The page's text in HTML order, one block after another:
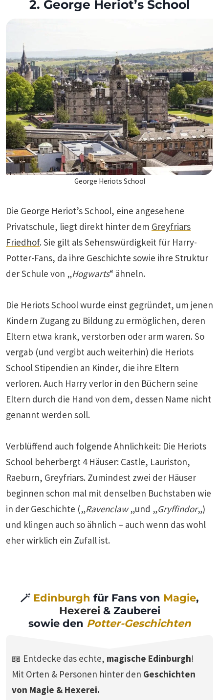
2. George Heriot’s School
George Heriots School
Die George Heriot’s School, eine angesehene
Privatschule, liegt direkt hinter dem Greyfriars
Friedhof. Sie gilt als Sehenswürdigkeit für Harry-
Potter-Fans, da ihre Geschichte sowie ihre Struktur
der Schule von „Hogwarts“ ähneln.
Die Heriots School wurde einst gegründet, um jenen
Kindern Zugang zu Bildung zu ermöglichen, deren
Eltern etwa krank, verstorben oder arm waren. So
vergab (und vergibt auch weiterhin) die Heriots
School Stipendien an Kinder, die ihre Eltern
verloren. Auch Harry verlor in den Büchern seine
Eltern durch die Hand von dem, dessen Name nicht
genannt werden soll.
Verblüffend auch folgende Ähnlichkeit: Die Heriots
School beherbergt 4 Häuser: Castle, Lauriston,
Raeburn, Greyfriars. Zumindest zwei der Häuser
beginnen schon mal mit denselben Buchstaben wie
in der Geschichte („Ravenclaw„und „Gryffindor„)
und klingen auch so ähnlich – auch wenn das wohl
eher wirklich ein Zufall ist.
🪄 Edinburgh für Fans von Magie,
Hexerei& Zauberei
sowie den Potter-Geschichten
📖 Entdecke das echte, magische Edinburgh!
Mit Orten & Personen hinter den Geschichten
von Magie & Hexerei.